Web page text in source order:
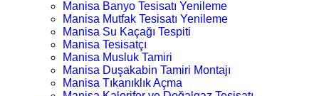
Manisa Banyo Tesisatı Yenileme
Manisa Mutfak Tesisatı Yenileme
Manisa Su Kaçağı Tespiti
Manisa Tesisatçı
Manisa Musluk Tamiri
Manisa Duşakabin Tamiri Montajı
Manisa Tıkanıklık Açma